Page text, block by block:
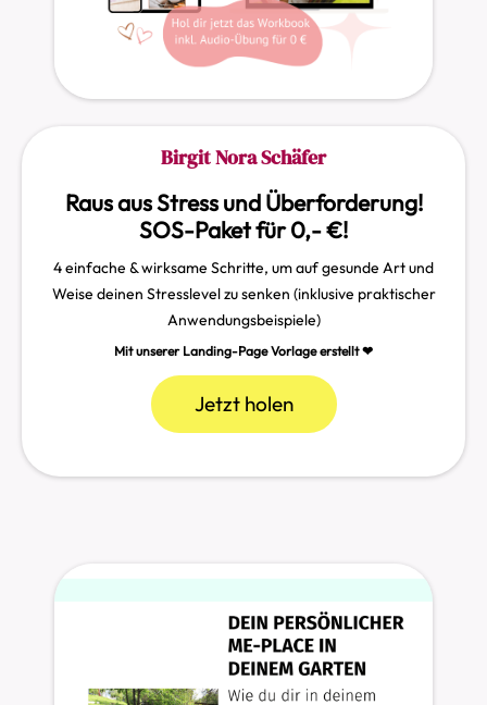
Birgit Nora Schäfer
Raus aus Stress und Überforderung!
SOS-Paket für 0,- €!
4 einfache & wirksame Schritte, um auf gesunde Art und
Weise deinen Stresslevel zu senken (inklusive praktischer
Anwendungsbeispiele)
Mit unserer Landing-Page Vorlage erstellt ❤︎
Jetzt holen